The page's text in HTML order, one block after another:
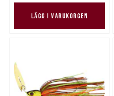
LÄGG I VARUKORGEN